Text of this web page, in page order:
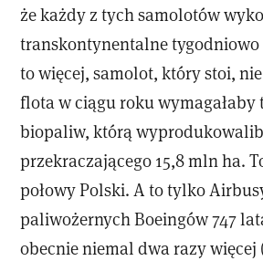
że każdy z tych samolotów
transkontynentalne tygodniowo
to więcej, samolot, który stoi,
flota w ciągu roku wymagałaby
biopaliw, którą
przekraczającego 15,8 mln ha.
połowy Polski. A to tylko
paliwożernych Boeingów 747
obecnie niemal dwa razy więcej